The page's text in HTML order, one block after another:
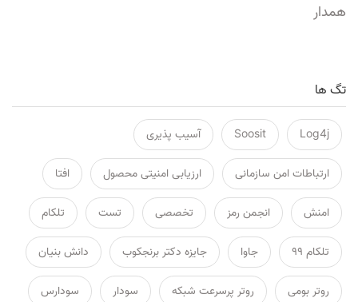
همدار
تگ ها
Log4j
Soosit آسیب پذیری
ارتباطات امن سازمانی ارزیابی امنیتی محصول افتا
امنش انجمن رمز تخصصی تست تلکام
تلکام ۹۹ جاوا جایزه دکتر برنجکوب دانش بنیان
روتر بومی روتر پرسرعت شبکه سودار سودارس